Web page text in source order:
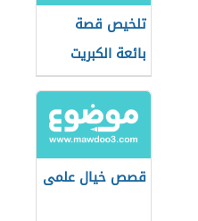
تلخيص قصة
بائعة الكبريت
قصص خيال علمى